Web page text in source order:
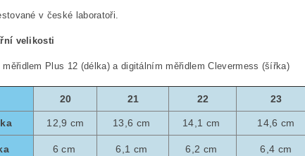
v české laboratoři.
velikosti
měřidlem Plus 12 (délka) a digitálním měřidlem Clevermess (šířka)
20 21 22 23
12,9 cm 13,6 cm 14,1 cm 14,6 cm
6 cm 6,1 cm 6,2 cm 6,4 cm